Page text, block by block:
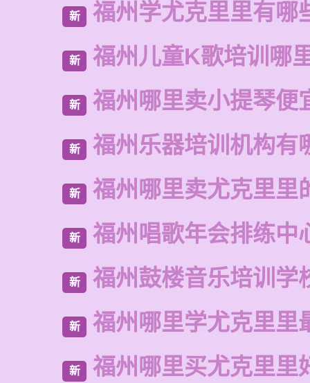
新 福州学尤克里里有哪
新 福州儿童K歌培训哪
新 福州哪里卖小提琴便
新 福州乐器培训机构有
新 福州哪里卖尤克里里
新 福州唱歌年会排练中
新 福州鼓楼音乐培训学
新 福州哪里学尤克里里
新 福州哪里买尤克里里